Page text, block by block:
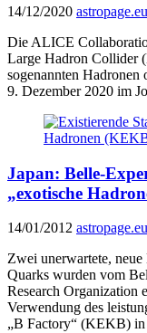
14/12/2020 astropage.eu
Die ALICE
Large Hadron Collider
sogenannten Hadronen
9. Dezember 2020 im
Japan: Belle-
„exotische
14/01/2012 astropage.eu
Zwei unerwartete,
Quarks wurden vom
Research Organization
Verwendung des
„B Factory“ (KEKB) in